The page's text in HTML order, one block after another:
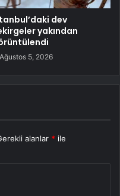
dev
yakından
Ağustos 5, 2026
alanlar * ile